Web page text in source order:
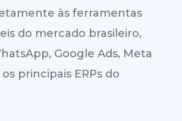
às ferramentas
do mercado brasileiro,
Google Ads, Meta
principais ERPs do